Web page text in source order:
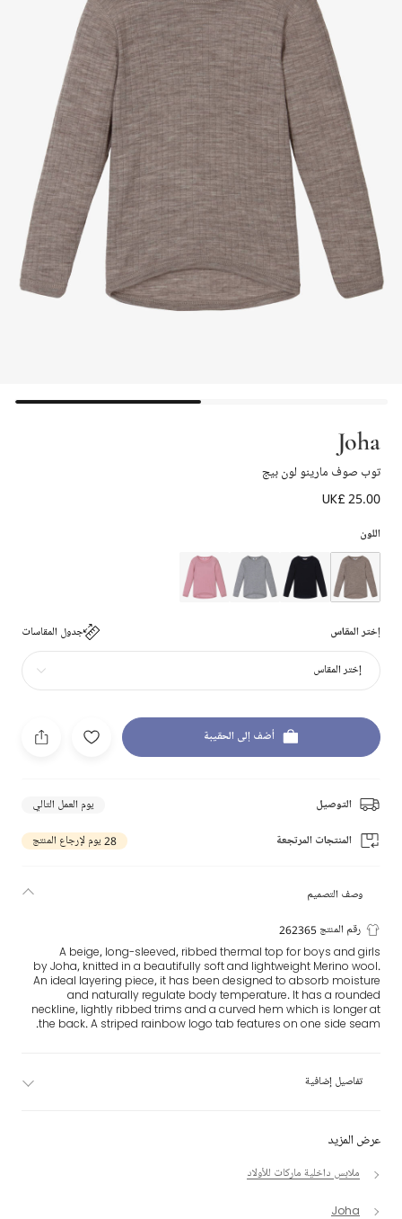
Joha
توب صوف مارينو لون بيج
UK£ 25.00
اللون
إختر المقاس جدول المقاسات
إختر المقاس
أضف إلى الحقيبة
التوصيل يوم العمل التالي
المنتجات المرتجعة 28 يوم لإرجاع المنتج
عرض المزيد
ملابس داخلية ماركات للأولاد
Joha
وصف التصميم
رقم المنتج 262365
A beige, long-sleeved, ribbed thermal top for boys and girls
by Joha, knitted in a beautifully soft and lightweight Merino wool.
An ideal layering piece, it has been designed to absorb moisture
and naturally regulate body temperature. It has a rounded
neckline, lightly ribbed trims and a curved hem which is longer at
the back. A striped rainbow logo tab features on one side seam.
تفاصيل إضافية